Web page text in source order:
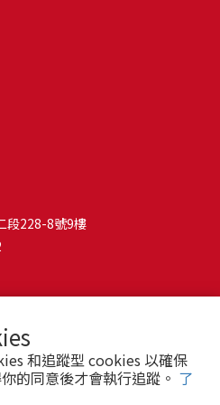
和追蹤型 cookies 以確保
的同意後才會執行追蹤。 了
Q1: 幾個月大的幼犬最適合開始訓
始（約8-10週大）。3-16週是社會
鐘內。Q2: 幼犬如廁訓練需要多久
啃咬時堅定說「不」，並引導至適
成功時立即獎勵。限制活動範圍並
用專用除臭劑徹底清理。Q5: 幼犬
尋求注意力、警戒、焦慮）。訓練
。避免對吠叫作出反應，確保充分
罰可能導致恐懼或攻擊行為，破壞
，從友善成犬開始。不強迫互動，
業幼犬社交課程。Q8: 幼犬分離焦
，逐漸延長。離開和返家時保持低
建立可預測的離家儀式。每隻幼犬
敏感，導致糞便變軟或拉稀。如果
的腸胃就可能跟著「鬧脾氣」。冬
避免冷風直吹。夏天補充水分，可
貓咪腸胃受影響。重點提醒：換季
適當調整環境，幫助毛孩適應！ 貓
心可能是 寄生蟲感染（如蛔蟲、鈎
。這類情況會影響營養吸收，長期
疫力下降。定期驅蟲（幼貓建議每
。觀察貓咪精神狀態，如果還伴隨
。重點提醒：如果貓咪拉肚子超過 2
醫院檢查！ 貓咪拉肚子原因5. 情緒
，也會影響貓咪的腸胃！過度緊
聲喧嘩），都可能讓貓咪拉肚子。
的適應力比較低，壓力一大，腸胃
盡量讓貓咪的作息固定。給貓咪陪
是不是很抓狂？別擔心！其實只要
就能有效減少貓咪掉毛情況。從梳
，這些小撇步不僅能幫助貓咪維持
勞梳毛養貓必備神器就是各種梳子
毛控制方法。定期梳理可以幫貓咪
短毛貓每週梳1-2次，長毛貓則建議
很重要，可以準備橡膠刷、鬃毛刷
記得將梳毛變成愉快的日常儀式，
讓貓咪享受被梳理的舒適感！預防
自己清潔，不需要洗澡」這個想法
能幫助貓咪清除死毛和皮屑，減少
1-3個月洗一次就足夠，過度洗澡反
咪設計的溫和洗毛精，洗後一定要
題。如果貓咪特別害怕洗澡，可以
價較低的入門款，觀察一下貓咪的
！ 項目費用用品貓碗$300貓窩
抓板$300外出籠$1,000一次性養貓
以準備一個專屬他的「寶座」，當
出進行放電，但在家中還是需要擺
耍，貓跳台與貓窩相同，能給予貓
貓用品相關花費4：貓砂盆貓咪排泄
，不宜過小。一次性養貓用品相關
肆磨爪的貓抓板。一次性養貓用品
可以適度讓貓咪適應外出籠，避免
結來說貓咪在健康及用品的一次性
等。雖說金額看起來不少，但以上
段228-8號9樓